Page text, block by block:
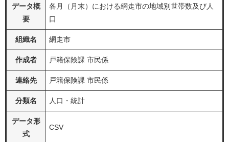
データ概
要
各月（月末）における網走市の地域別世帯数及び人
口
組織名 網走市
作成者 戸籍保険課 市民係
連絡先 戸籍保険課 市民係
分類名 人口・統計
データ形
式
CSV